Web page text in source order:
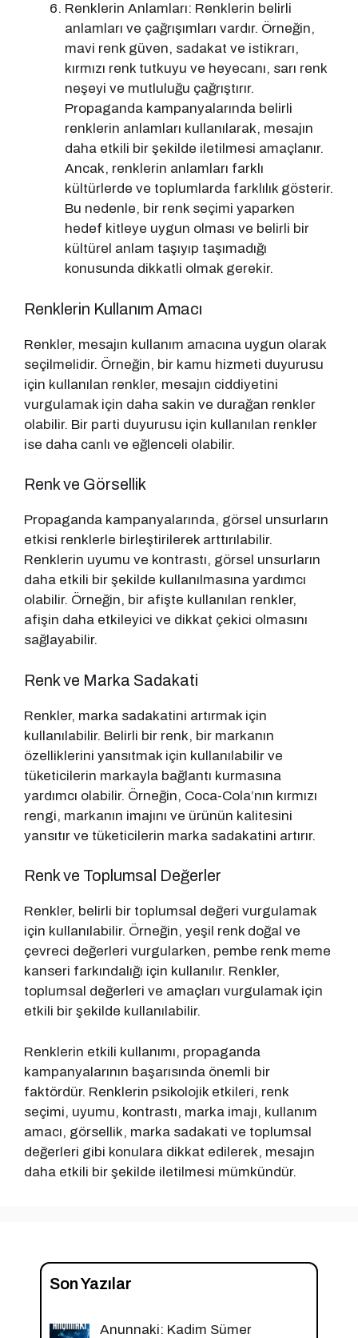
Renklerin Anlamları: Renklerin belirli
anlamları ve çağrışımları vardır. Örneğin,
mavi renk güven, sadakat ve istikrarı,
kırmızı renk tutkuyu ve heyecanı, sarı renk
neşeyi ve mutluluğu çağrıştırır.
Propaganda kampanyalarında belirli
renklerin anlamları kullanılarak, mesajın
daha etkili bir şekilde iletilmesi amaçlanır.
Ancak, renklerin anlamları farklı
kültürlerde ve toplumlarda farklılık gösterir.
Bu nedenle, bir renk seçimi yaparken
hedef kitleye uygun olması ve belirli bir
kültürel anlam taşıyıp taşımadığı
konusunda dikkatli olmak gerekir.
Renklerin Kullanım Amacı
Renkler, mesajın kullanım amacına uygun olarak
seçilmelidir. Örneğin, bir kamu hizmeti duyurusu
için kullanılan renkler, mesajın ciddiyetini
vurgulamak için daha sakin ve durağan renkler
olabilir. Bir parti duyurusu için kullanılan renkler
ise daha canlı ve eğlenceli olabilir.
Renk ve Görsellik
Propaganda kampanyalarında, görsel unsurların
etkisi renklerle birleştirilerek arttırılabilir.
Renklerin uyumu ve kontrastı, görsel unsurların
daha etkili bir şekilde kullanılmasına yardımcı
olabilir. Örneğin, bir afişte kullanılan renkler,
afişin daha etkileyici ve dikkat çekici olmasını
sağlayabilir.
Renk ve Marka Sadakati
Renkler, marka sadakatini artırmak için
kullanılabilir. Belirli bir renk, bir markanın
özelliklerini yansıtmak için kullanılabilir ve
tüketicilerin markayla bağlantı kurmasına
yardımcı olabilir. Örneğin, Coca-Cola’nın kırmızı
rengi, markanın imajını ve ürünün kalitesini
yansıtır ve tüketicilerin marka sadakatini artırır.
Renk ve Toplumsal Değerler
Renkler, belirli bir toplumsal değeri vurgulamak
için kullanılabilir. Örneğin, yeşil renk doğal ve
çevreci değerleri vurgularken, pembe renk meme
kanseri farkındalığı için kullanılır. Renkler,
toplumsal değerleri ve amaçları vurgulamak için
etkili bir şekilde kullanılabilir.
Renklerin etkili kullanımı, propaganda
kampanyalarının başarısında önemli bir
faktördür. Renklerin psikolojik etkileri, renk
seçimi, uyumu, kontrastı, marka imajı, kullanım
amacı, görsellik, marka sadakati ve toplumsal
değerleri gibi konulara dikkat edilerek, mesajın
daha etkili bir şekilde iletilmesi mümkündür.
Son Yazılar
Anunnaki: Kadim Sümer